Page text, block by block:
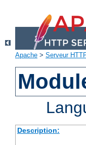
Apache > Serveur
Description: